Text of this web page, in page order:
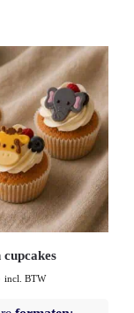
incl. BTW